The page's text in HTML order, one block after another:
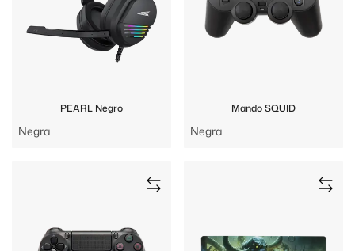
PEARL Negro
Negra
Mando SQUID
Negra